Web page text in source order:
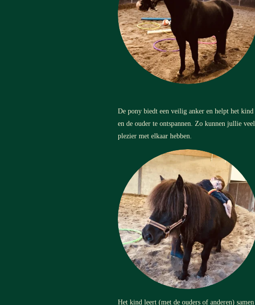
De pony biedt een veilig anker en helpt het kind
en de ouder te ontspannen. Zo kunnen jullie veel
plezier met elkaar hebben.
Het kind leert (met de ouders of anderen) samen